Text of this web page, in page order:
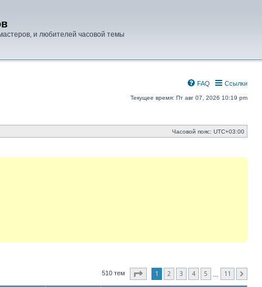
и любителей часовой темы
Ссылки
FAQ
Текущее время: Пт авг 07, 2026 10:19 pm
Часовой пояс: UTC+03:00
510 тем Страница из11
1 2 3 4 5 11